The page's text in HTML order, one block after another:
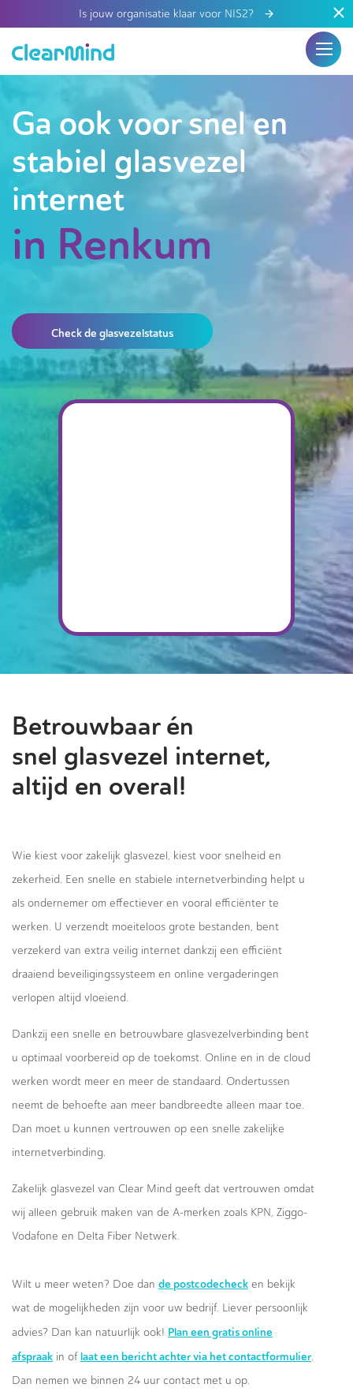
Is jouw organisatie klaar voor NIS2?
Ga ook voor snel en
stabiel glasvezel
internet
in Renkum
Check de glasvezelstatus
Betrouwbaar én
snel glasvezel internet,
altijd en overal!
Wie kiest voor zakelijk glasvezel, kiest voor snelheid en
zekerheid. Een snelle en stabiele internetverbinding helpt u
als ondernemer om effectiever en vooral efficiënter te
werken. U verzendt moeiteloos grote bestanden, bent
verzekerd van extra veilig internet dankzij een efficiënt
draaiend beveiligingssysteem en online vergaderingen
verlopen altijd vloeiend.
Dankzij een snelle en betrouwbare glasvezelverbinding bent
u optimaal voorbereid op de toekomst. Online en in de cloud
werken wordt meer en meer de standaard. Ondertussen
neemt de behoefte aan meer bandbreedte alleen maar toe.
Dan moet u kunnen vertrouwen op een snelle zakelijke
internetverbinding.
Zakelijk glasvezel van Clear Mind geeft dat vertrouwen omdat
wij alleen gebruik maken van de A-merken zoals KPN, Ziggo-
Vodafone en Delta Fiber Netwerk.
Wilt u meer weten? Doe dan de postcodecheck en bekijk
wat de mogelijkheden zijn voor uw bedrijf. Liever persoonlijk
advies? Dan kan natuurlijk ook! Plan een gratis online
afspraak in of laat een bericht achter via het contactformulier.
Dan nemen we binnen 24 uur contact met u op.